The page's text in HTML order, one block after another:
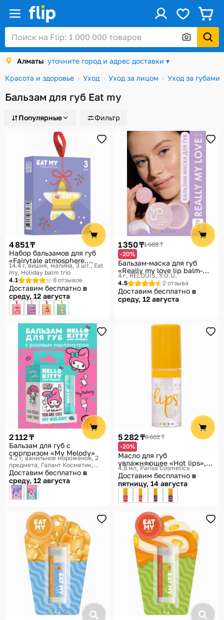
Алматы уточните город и адрес доставки ▾
Красота и здоровье
Уход Уход за лицом Уход за губами
Бальзам для губ Eat my
Популярные Фильтр
4 851 ₸
Набор бальзамов для губ
«Fairytale atmosphere.
Сказочная атмосфера»
14.4 г, вишня, малина, 3 шт. Eat
my, Holiday balm trio
4.1
8 отзывов
Доставим бесплатно в
среду, 12 августа
1 350 ₸1 688 ₸
-20%
Бальзам-маска для губ
«Really my love lip balm-
mask», тон Розовый
4 г RELOUIS, Y.O.U.
4.5
2 отзыва
Доставим бесплатно в
среду, 12 августа
2 112 ₸
Бальзам для губ с
сюрпризом «My Melody»
4.2 г, ванильное мороженое, 2
предмета Галант Косметик,
Hello Kitty and Friends
Доставим бесплатно в
среду, 12 августа
5 282 ₸6 602 ₸
-20%
Масло для губ
увлажняющее «Hot lips»,
оттенок 01 My main
4.8 мл Parisa Cosmetics
Доставим бесплатно в
пятницу, 14 августа
Войти / Регистрация
Каталог
Скидки и акции
Подарочные карты
Заказы
Алматы
Избранное
История просмотров
Помощь
Способы доставки
Способы оплаты